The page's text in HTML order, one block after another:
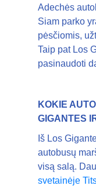
Adechės
Siam parko
pėsčiomis,
Taip pat Los
pasinaudoti
KOKIE
GIGANTES
Iš Los
autobusų
visą salą.
svetainėje